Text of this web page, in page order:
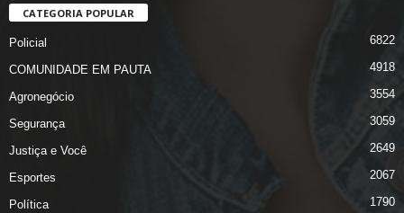
CATEGORIA POPULAR
Policial 6822
COMUNIDADE EM PAUTA 4918
Agronegócio 3554
Segurança 3059
Justiça e Você 2649
Esportes 2067
Política 1790